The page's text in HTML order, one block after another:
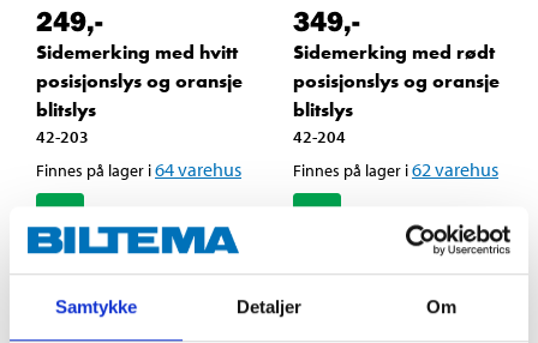
Samtykke Detaljer Om
249,-
Sidemerking med hvitt
posisjonslys og oransje
blitslys
42-203
Finnes på lager i64varehus
349,-
Sidemerking med rødt
posisjonslys og oransje
blitslys
42-204
Finnes på lager i62 varehus